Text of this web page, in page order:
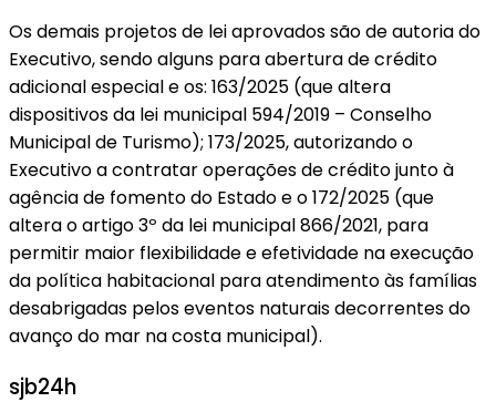
Os demais projetos de lei aprovados são de autoria do
Executivo, sendo alguns para abertura de crédito
adicional especial e os: 163/2025 (que altera
dispositivos da lei municipal 594/2019 – Conselho
Municipal de Turismo); 173/2025, autorizando o
Executivo a contratar operações de crédito junto à
agência de fomento do Estado e o 172/2025 (que
altera o artigo 3º da lei municipal 866/2021, para
permitir maior flexibilidade e efetividade na execução
da política habitacional para atendimento às famílias
desabrigadas pelos eventos naturais decorrentes do
avanço do mar na costa municipal).
sjb24h